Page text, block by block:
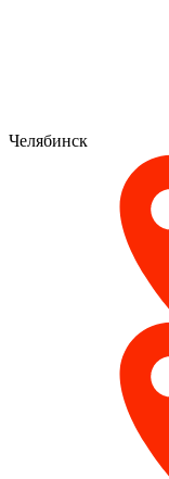
Челябинск